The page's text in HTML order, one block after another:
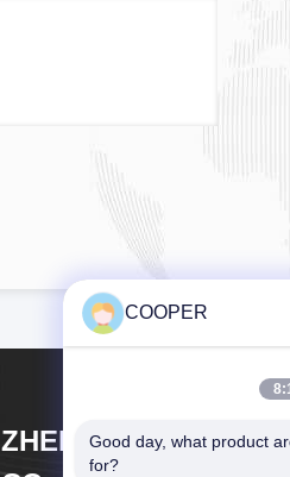
ZHENGZHOU
COOPER
Good day, what product
for?